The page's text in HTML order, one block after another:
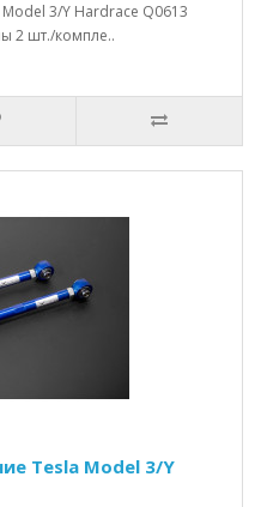
3/Y Hardrace Q0613
2 шт./компле..
Tesla Model 3/Y